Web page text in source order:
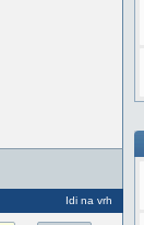
Idi na vrh